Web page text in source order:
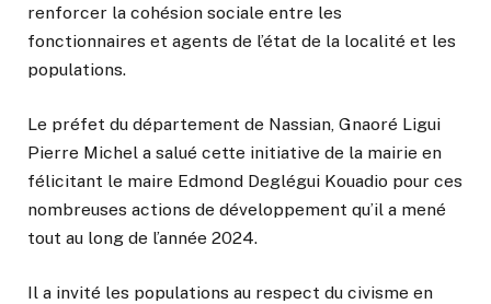
renforcer la cohésion sociale entre les
fonctionnaires et agents de l’état de la localité et les
populations.
Le préfet du département de Nassian, Gnaoré Ligui
Pierre Michel a salué cette initiative de la mairie en
félicitant le maire Edmond Deglégui Kouadio pour ces
nombreuses actions de développement qu’il a mené
tout au long de l’année 2024.
Il a invité les populations au respect du civisme en